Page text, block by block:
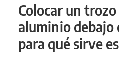
Colocar un
aluminio debajo
para qué sirve